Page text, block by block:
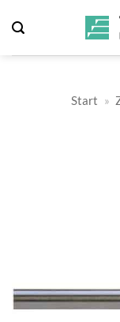
Inhalt
springen
Start »